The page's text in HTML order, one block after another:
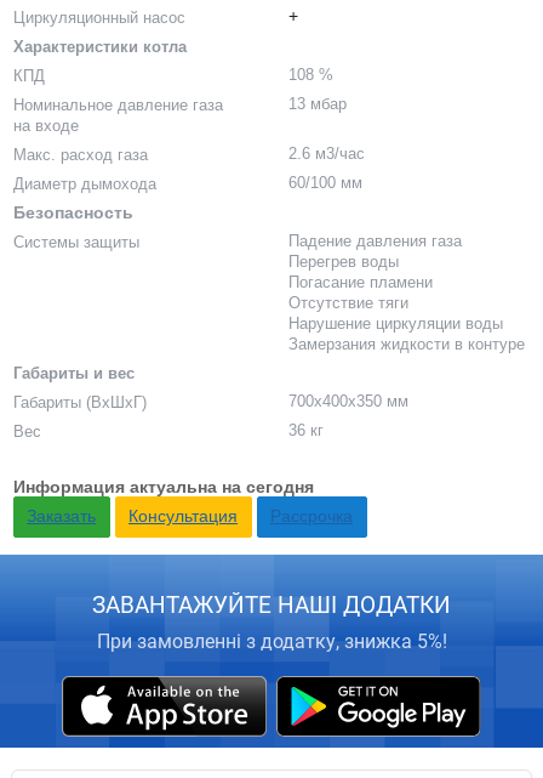
Циркуляционный насос +
Характеристики котла
КПД
108 %
Номинальное давление газа
на входе
13 мбар
Макс. расход газа
2.6 м3/час
Диаметр дымохода
60/100 мм
Безопасность
Системы защиты
Падение давления газа
Перегрев воды
Погасание пламени
Отсутствие тяги
Нарушение циркуляции воды
Замерзания жидкости в контуре
Габариты и вес
Габариты (ВхШхГ)
700x400x350 мм
Вес
36 кг
Информация актуальна на сегодня
Заказать
Консультация Рассрочка
ЗАВАНТАЖУЙТЕ НАШІ ДОДАТКИ
При замовленні з додатку, знижка 5%!